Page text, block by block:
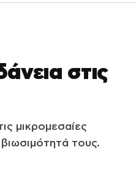
στις
μικρομεσαίες
τους.